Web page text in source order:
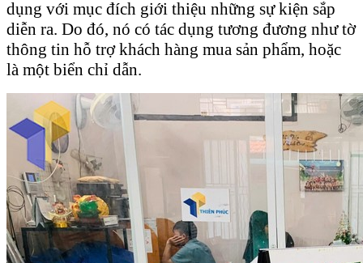
dụng với mục đích giới thiệu những sự kiện sắp
diễn ra. Do đó, nó có tác dụng tương đương như tờ
thông tin hỗ trợ khách hàng mua sản phẩm, hoặc
là một biển chỉ dẫn.